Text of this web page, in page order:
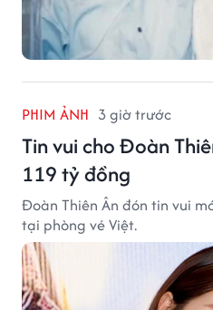
PHIM ẢNH 3 giờ trước
Tin vui cho Đoàn
119 tỷ đồng
Đoàn Thiên Ân đón tin vui
tại phòng vé Việt.